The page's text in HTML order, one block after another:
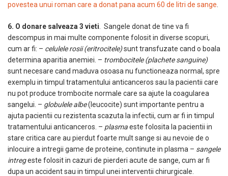
povestea unui roman care a donat pana acum 60 de litri de sange.
6. O donare salveaza 3 vieti. Sangele donat de tine va fi
descompus in mai multe componente folosit in diverse scopuri,
cum ar fi: – celulele rosii (eritrocitele)sunt transfuzate cand o boala
determina aparitia anemiei. – trombocitele (plachete sanguine)
sunt necesare cand maduva osoasa nu functioneaza normal, spre
exemplu in timpul tratamentului anticanceros sau la pacientii care
nu pot produce trombocite normale care sa ajute la coagularea
sangelui. – globulele albe(leucocite) sunt importante pentru a
ajuta pacientii cu rezistenta scazuta la infectii, cum ar fi in timpul
tratamentului anticanceros. – plasmaeste folosita la pacientii in
stare critica care au pierdut foarte mult sange si au nevoie de o
inlocuire a intregii game de proteine, continute in plasma – sangele
intregeste folosit in cazuri de pierderi acute de sange, cum ar fi
dupa un accident sau in timpul unei interventii chirurgicale.